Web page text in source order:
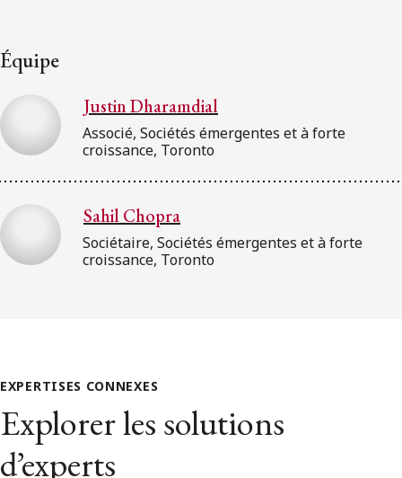
Équipe
Justin Dharamdial
Associé, Sociétés émergentes et à forte
croissance, Toronto
Sahil Chopra
Sociétaire, Sociétés émergentes et à forte
croissance, Toronto
EXPERTISES CONNEXES
Explorer les solutions
d’experts